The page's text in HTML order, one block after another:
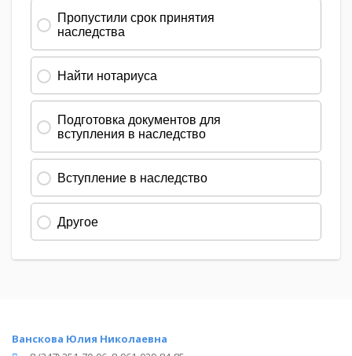
Ванскова Юлия Николаевна